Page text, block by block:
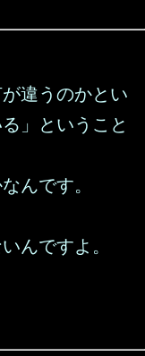
違うのかとい
」ということ
んです。
んですよ。